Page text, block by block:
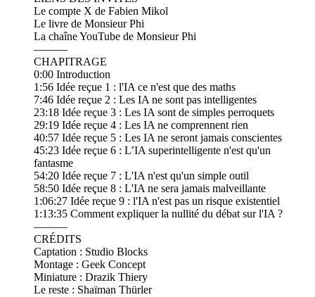
Le compte X de Fabien Mikol
Le livre de Monsieur Phi
La chaîne YouTube de Monsieur Phi
———
CHAPITRAGE
0:00 Introduction
1:56 Idée reçue 1 : l'IA ce n'est que des maths
7:46 Idée reçue 2 : Les IA ne sont pas intelligentes
23:18 Idée reçue 3 : Les IA sont de simples perroquets
29:19 Idée reçue 4 : Les IA ne comprennent rien
40:57 Idée reçue 5 : Les IA ne seront jamais conscientes
45:23 Idée reçue 6 : L’IA superintelligente n'est qu'un
fantasme
54:20 Idée reçue 7 : L'IA n'est qu'un simple outil
58:50 Idée reçue 8 : L'IA ne sera jamais malveillante
1:06:27 Idée reçue 9 : l'IA n'est pas un risque existentiel
1:13:35 Comment expliquer la nullité du débat sur l'IA ?
———
CRÉDITS
Captation : Studio Blocks
Montage : Geek Concept
Miniature : Drazik Thiery
Le reste : Shaïman Thürler